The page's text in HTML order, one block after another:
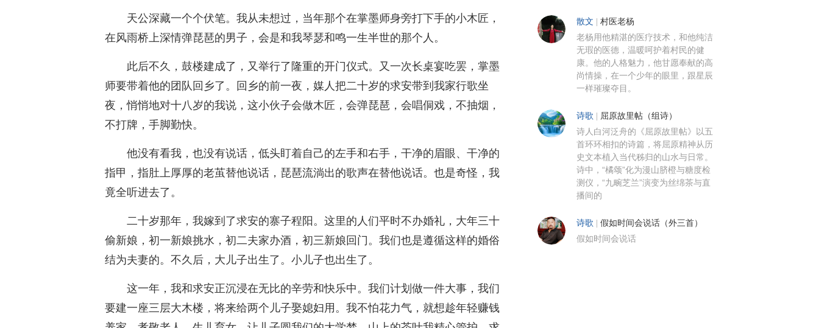
天公深藏一个个伏笔。我从未想过，当年那个在掌墨师身旁打下手的小木匠，
在风雨桥上深情弹琵琶的男子，会是和我琴瑟和鸣一生半世的那个人。
此后不久，鼓楼建成了，又举行了隆重的开门仪式。又一次长桌宴吃罢，掌墨
师要带着他的团队回乡了。回乡的前一夜，媒人把二十岁的求安带到我家行歌坐
夜，悄悄地对十八岁的我说，这小伙子会做木匠，会弹琵琶，会唱侗戏，不抽烟，
不打牌，手脚勤快。
他没有看我，也没有说话，低头盯着自己的左手和右手，干净的眉眼、干净的
指甲，指肚上厚厚的老茧替他说话，琵琶流淌出的歌声在替他说话。也是奇怪，我
竟全听进去了。
二十岁那年，我嫁到了求安的寨子程阳。这里的人们平时不办婚礼，大年三十
偷新娘，初一新娘挑水，初二夫家办酒，初三新娘回门。我们也是遵循这样的婚俗
结为夫妻的。不久后，大儿子出生了。小儿子也出生了。
这一年，我和求安正沉浸在无比的辛劳和快乐中。我们计划做一件大事，我们
要建一座三层大木楼，将来给两个儿子娶媳妇用。我不怕花力气，就想趁年轻赚钱
散文 村医老杨
老杨用他精湛的医疗技术，和他纯洁
无瑕的医德，温暖呵护着村民的健
康。他的人格魅力，他甘愿奉献的高
尚情操，在一个少年的眼里，跟星辰
一样璀璨夺目。
诗歌 屈原故里帖（组诗）
诗人白河泛舟的《屈原故里帖》以五
首环环相扣的诗篇，将屈原精神从历
史文本植入当代秭归的山水与日常。
诗中，“橘颂”化为漫山脐橙与糖度检
测仪，“九畹芝兰”演变为丝绵茶与直
播间的
诗歌 假如时间会说话（外三首）
假如时间会说话